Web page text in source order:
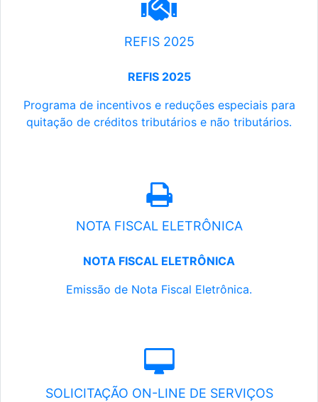
REFIS 2025
REFIS 2025
Programa de incentivos e reduções especiais para
quitação de créditos tributários e não tributários.
NOTA FISCAL ELETRÔNICA
NOTA FISCAL ELETRÔNICA
Emissão de Nota Fiscal Eletrônica.
SOLICITAÇÃO ON-LINE DE SERVIÇOS